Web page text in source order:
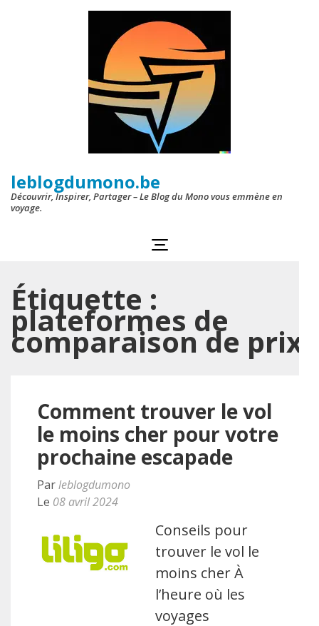
leblogdumono.be
Découvrir, Inspirer, Partager – Le Blog du Mono vous emmène en
voyage.
Étiquette :
plateformes de
comparaison de prix
Comment trouver le vol
le moins cher pour votre
prochaine escapade
Parleblogdumono
Le 08 avril 2024
Conseils pour
trouver le vol le
moins cher À
l’heure où les
voyages